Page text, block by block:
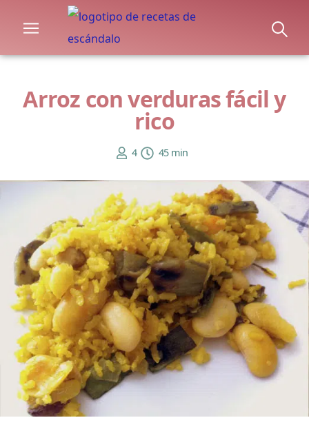
Arroz con verduras fácil y
rico
4 45 min